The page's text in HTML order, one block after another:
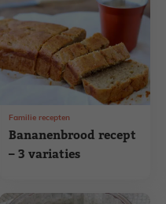
Bananenbrood recept
– 3 variaties
Familie recepten